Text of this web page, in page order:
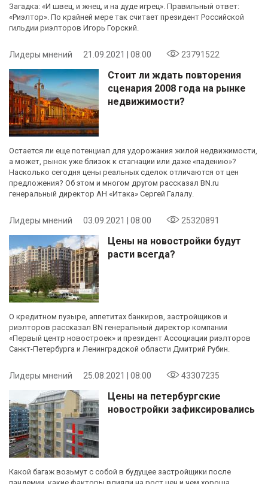
Загадка: «И швец, и жнец, и на дуде игрец». Правильный ответ:
«Риэлтор». По крайней мере так считает президент Российской
гильдии риэлторов Игорь Горский.
Лидеры мнений 21.09.2021 | 08:00 23791522
Стоит ли ждать повторения
сценария 2008 года на рынке
недвижимости?
Остается ли еще потенциал для удорожания жилой недвижимости,
а может, рынок уже близок к стагнации или даже «падению»?
Насколько сегодня цены реальных сделок отличаются от цен
предложения? Об этом и многом другом рассказал BN.ru
генеральный директор АН «Итака» Сергей Галалу.
Лидеры мнений 03.09.2021 | 08:00 25320891
Цены на новостройки будут
расти всегда?
О кредитном пузыре, аппетитах банкиров, застройщиков и
риэлторов рассказал BN генеральный директор компании
«Первый центр новостроек» и президент Ассоциации риэлторов
Санкт-Петербурга и Ленинградской области Дмитрий Рубин.
Лидеры мнений 25.08.2021 | 08:00 43307235
Цены на петербургские
новостройки зафиксировались
Какой багаж возьмут с собой в будущее застройщики после
пандемии, какие факторы влияли на рост цен и чем хороша